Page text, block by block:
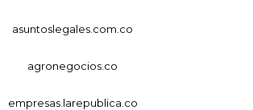
asuntoslegales.com.co
agronegocios.co
empresas.larepublica.co